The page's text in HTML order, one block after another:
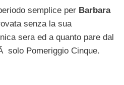
semplice per Barbara
senza la sua
sera ed a quanto pare dal
solo Pomeriggio Cinque.